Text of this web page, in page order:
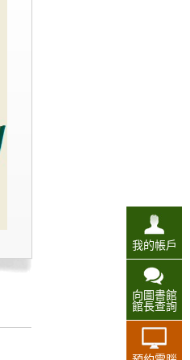
我的帳戶
向圖書館
館長查詢